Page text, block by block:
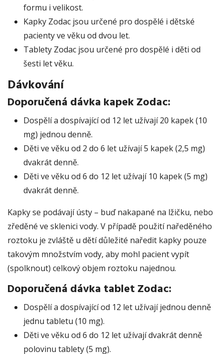
formu i velikost.
Kapky Zodac jsou určené pro dospělé i dětské
pacienty ve věku od dvou let.
Tablety Zodac jsou určené pro dospělé i děti od
šesti let věku.
Dávkování
Doporučená dávka kapekZodac:
Dospělí a dospívající od 12 let užívají 20 kapek (10
mg) jednou denně.
Děti ve věku od 2 do 6 let užívají 5 kapek (2,5 mg)
dvakrát denně.
Děti ve věku od 6 do 12 let užívají 10 kapek (5 mg)
dvakrát denně.
Kapky se podávají ústy – buď nakapané na lžičku, nebo
zředěné ve sklenici vody. V případě použití naředěného
roztoku je zvláště u dětí důležité naředit kapky pouze
takovým množstvím vody, aby mohl pacient vypít
(spolknout) celkový objem roztoku najednou.
Doporučená dávka tablet Zodac:
Dospělí a dospívající od 12 let užívají jednou denně
jednu tabletu (10 mg).
Děti ve věku od 6 do 12 let užívají dvakrát denně
polovinu tablety (5 mg).